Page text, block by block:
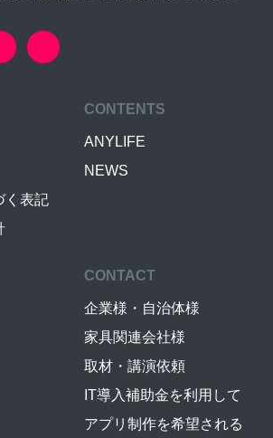
く表記
CONTENTS
ANYLIFE
NEWS
CONTACT
企業様・自治体様
家具関連会社様
取材・講演依頼
IT導入補助金を利用して
アプリ制作を希望される